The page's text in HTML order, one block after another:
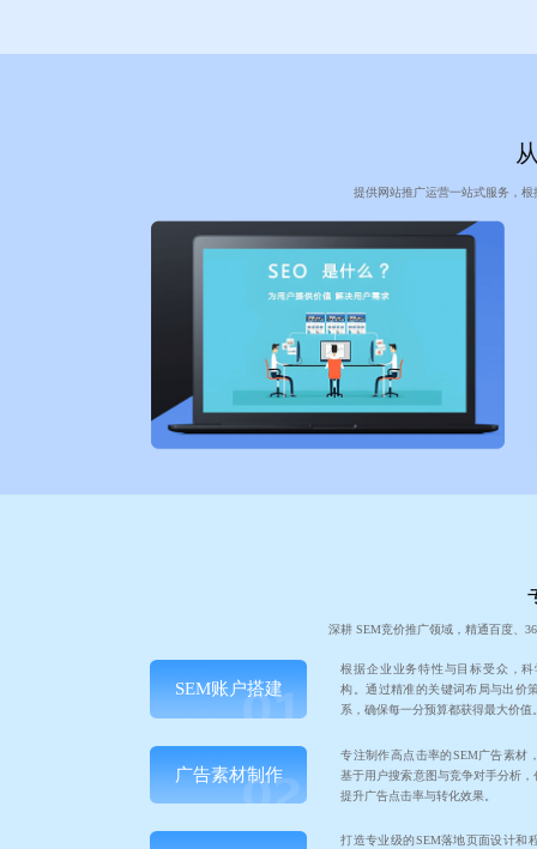
提供网站推广运营一站式服务，
深耕 SEM竞价推广领域，精通百度、
SEM账户搭建
根据企业业务特性与目标受众，
构。通过精准的关键词布局与出价
系，确保每一分预算都获得最大价值
广告素材制作
专注制作高点击率的SEM广告素材
基于用户搜索意图与竞争对手分析
提升广告点击率与转化效果。
打造专业级的SEM落地页面设计和